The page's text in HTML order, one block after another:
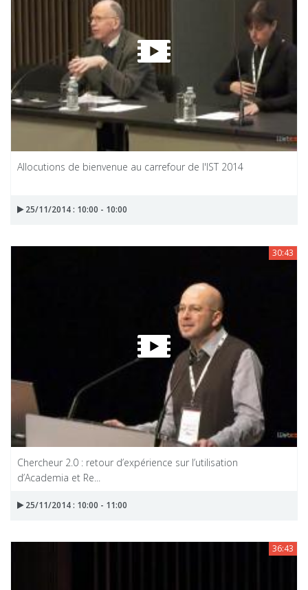
Allocutions de bienvenue au carrefour de l'IST 2014
25/11/2014 : 10:00 - 10:00
30:43
Chercheur 2.0 : retour d’expérience sur l’utilisation
d’Academia et Re...
25/11/2014 : 10:00 - 11:00
36:43